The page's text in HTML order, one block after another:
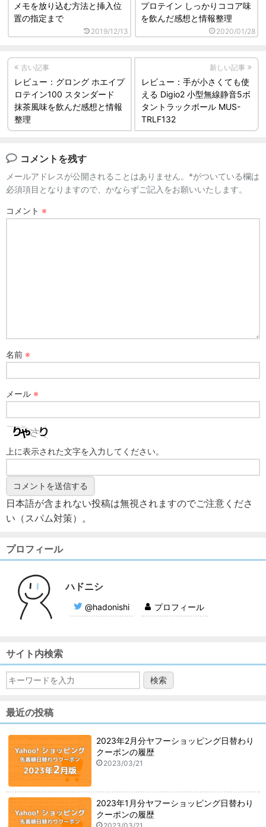
メモを放り込む方法と挿入位
置の指定まで
2019/12/13
プロテイン しっかりココア味
を飲んだ感想と情報整理
2020/01/28
古い記事
レビュー：グロング ホエイプ
ロテイン100 スタンダード
抹茶風味を飲んだ感想と情報
整理
新しい記事
レビュー：手が小さくても使
える Digio2 小型無線静音5ボ
タントラックボール MUS-
TRLF132
コメントを残す
メールアドレスが公開されることはありません。*がついている欄は
必須項目となりますので、かならずご記入をお願いいたします。
コメント ※
名前 ※
メール ※
上に表示された文字を入力してください。
日本語が含まれない投稿は無視されますのでご注意くださ
い（スパム対策）。
プロフィール
ハドニシ
@hadonishi プロフィール
サイト内検索
最近の投稿
2023年2月分ヤフーショッピング日替わり
クーポンの履歴
2023/03/21
2023年1月分ヤフーショッピング日替わり
クーポンの履歴